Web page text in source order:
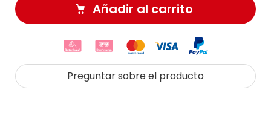
Añadir al carrito
Preguntar sobre el producto